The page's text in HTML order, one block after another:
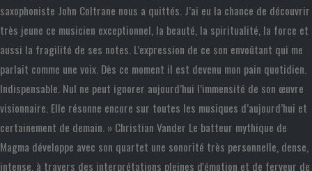
saxophoniste John Coltrane nous a quittés. J’ai eu la chance de découvrir
très jeune ce musicien exceptionnel, la beauté, la spiritualité, la force et
aussi la fragilité de ses notes. L’expression de ce son envoûtant qui me
parlait comme une voix. Dès ce moment il est devenu mon pain quotidien.
Indispensable. Nul ne peut ignorer aujourd’hui l’immensité de son œuvre
visionnaire. Elle résonne encore sur toutes les musiques d’aujourd’hui et
certainement de demain. » Christian Vander Le batteur mythique de
Magma développe avec son quartet une sonorité très personnelle, dense,
intense, à travers des interprétations pleines d'émotion et de ferveur de